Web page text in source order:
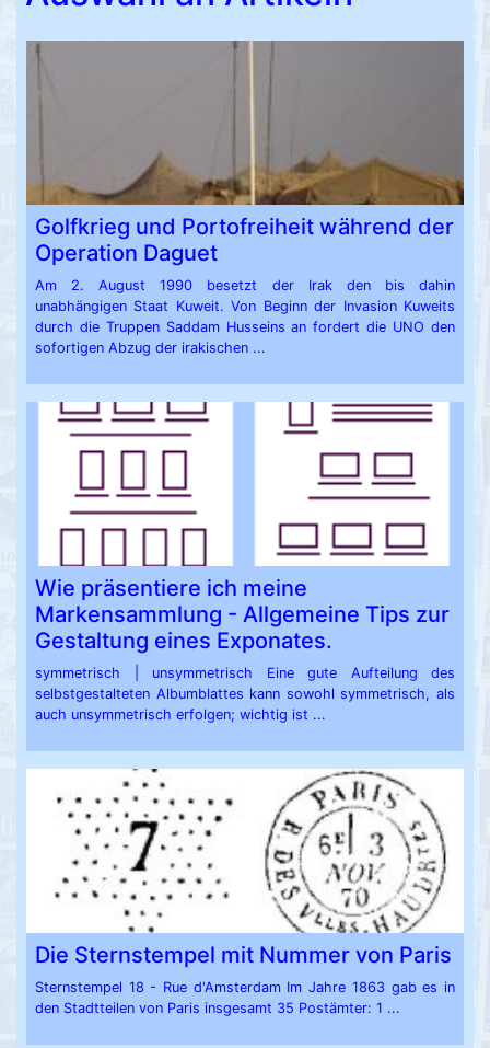
Golfkrieg und Portofreiheit während der
Operation Daguet
Am 2. August 1990 besetzt der Irak den bis dahin
unabhängigen Staat Kuweit. Von Beginn der Invasion Kuweits
durch die Truppen Saddam Husseins an fordert die UNO den
sofortigen Abzug der irakischen ...
Wie präsentiere ich meine
Markensammlung - Allgemeine Tips zur
Gestaltung eines Exponates.
symmetrisch | unsymmetrisch Eine gute Aufteilung des
selbstgestalteten Albumblattes kann sowohl symmetrisch, als
auch unsymmetrisch erfolgen; wichtig ist ...
Die Sternstempel mit Nummer von Paris
Sternstempel 18 - Rue d'Amsterdam Im Jahre 1863 gab es in
den Stadtteilen von Paris insgesamt 35 Postämter: 1 ...